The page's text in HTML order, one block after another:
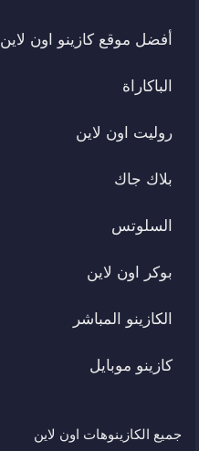
أفضل موقع كازينو اون لاين
الباكاراة
روليت اون لاين
بلاك جاك
السلوتس
بوكر اون لاين
الكازينو المباشر
كازينو موبايل
جميع الكازينوهات اون لاين